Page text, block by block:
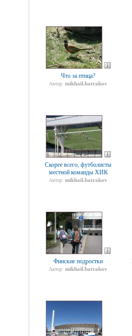
Что за птица?
Автор: mikhail.batrakov
Скорее всего, футболисты
местной команды ХИК
Автор: mikhail.batrakov
Финские подростки
Автор: mikhail.batrakov